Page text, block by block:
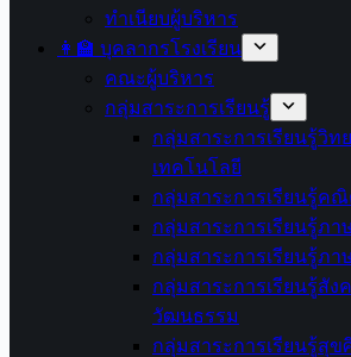
ทำเนียบผู้บริหาร
👩‍🏫 บุคลากรโรงเรียน
คณะผู้บริหาร
กลุ่มสาระการเรียนรู้
กลุ่มสาระการเรียนรู้วิท
เทคโนโลยี
กลุ่มสาระการเรียนรู้ค
กลุ่มสาระการเรียนรู้ภา
กลุ่มสาระการเรียนรู้ภา
กลุ่มสาระการเรียนรู้สั
วัฒนธรรม
กลุ่มสาระการเรียนรู้สุ